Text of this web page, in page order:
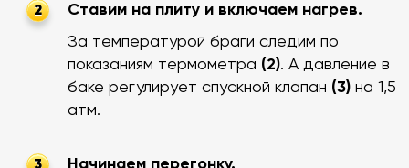
2
Ставим на плиту и включаем нагрев.
За температурой браги следим по
показаниям термометра (2). А давление в
баке регулирует спускной клапан (3) на 1,5
атм.
Начинаем перегонку.